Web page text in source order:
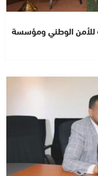
للأمن الوطني ومؤسسة